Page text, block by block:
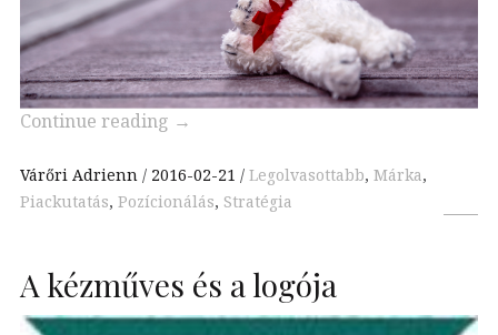
Continue reading →
Várőri Adrienn 2016-02-21 Legolvasottabb, Márka,
Piackutatás, Pozícionálás, Stratégia
A kézműves és a logója